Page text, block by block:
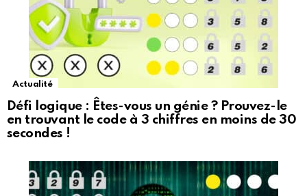
Actualité
Défi logique : Êtes-vous un génie ? Prouvez-le
en trouvant le code à 3 chiffres en moins de 30
secondes !